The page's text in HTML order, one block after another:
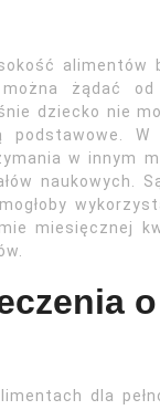
alimentów
żądać
dziecko nie
W
w innym
naukowych.
miesięcznej
dla